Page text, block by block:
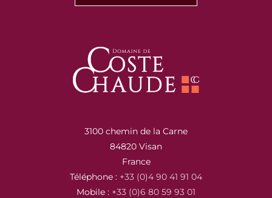
3100 chemin de la Carne
84820 Visan
France
Téléphone : +33 (0)4 90 41 91 04
Mobile : +33 (0)6 80 59 93 01